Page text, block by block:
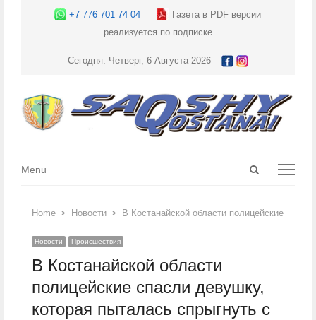
+7 776 701 74 04
Газета в PDF версии
реализуется по подписке
Сегодня: Четверг, 6 Августа 2026
Open
Menu
Menu
Home Новости В Костанайской области полицейские
Новости Происшествия
В Костанайской области
полицейские спасли девушку,
которая пыталась спрыгнуть с